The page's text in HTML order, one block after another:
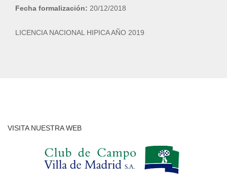
Fecha formalización: 20/12/2018
LICENCIA NACIONAL HIPICA AÑO 2019
VISITA NUESTRA WEB